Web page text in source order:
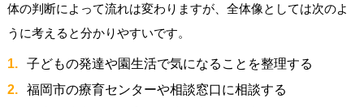
体の判断によって流れは変わりますが、全体像としては次のよ
うに考えると分かりやすいです。
子どもの発達や園生活で気になることを整理する
福岡市の療育センターや相談窓口に相談する